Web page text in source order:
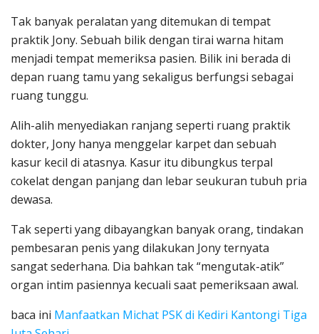
Tak banyak peralatan yang ditemukan di tempat
praktik Jony. Sebuah bilik dengan tirai warna hitam
menjadi tempat memeriksa pasien. Bilik ini berada di
depan ruang tamu yang sekaligus berfungsi sebagai
ruang tunggu.
Alih-alih menyediakan ranjang seperti ruang praktik
dokter, Jony hanya menggelar karpet dan sebuah
kasur kecil di atasnya. Kasur itu dibungkus terpal
cokelat dengan panjang dan lebar seukuran tubuh pria
dewasa.
Tak seperti yang dibayangkan banyak orang, tindakan
pembesaran penis yang dilakukan Jony ternyata
sangat sederhana. Dia bahkan tak “mengutak-atik”
organ intim pasiennya kecuali saat pemeriksaan awal.
baca ini Manfaatkan Michat PSK di Kediri Kantongi Tiga